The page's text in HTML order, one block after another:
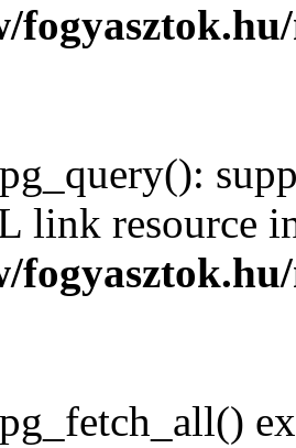
link resource